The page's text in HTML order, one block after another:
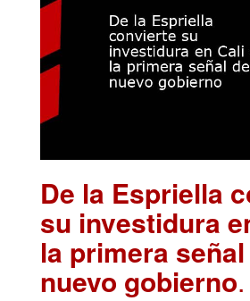
De la Espriella
su investidura
la primera
nuevo gobierno